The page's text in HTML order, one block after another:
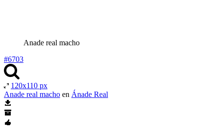
Anade real macho
#6703
120x110 px
Anade real macho en Ánade Real